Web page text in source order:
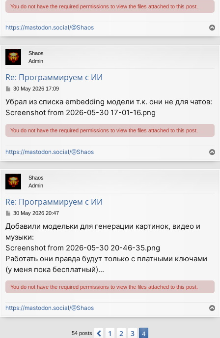
You do not have the required permissions to view the files attached to this post.
https://mastodon.social/@Shaos
o
p
Shaos
Admin
Re: Программируем с ИИ
P
s
t
30 May 2026 17:09
Убрал из списка embedding модели т.к. они не для чатов:
Screenshot from 2026-05-30 17-01-16.png
You do not have the required permissions to view the files attached to this post.
https://mastodon.social/@Shaos
o
p
Shaos
Admin
Re: Программируем с ИИ
P
s
t
30 May 2026 20:47
Добавили модельки для генерации картинок, видео и
музыки:
Screenshot from 2026-05-30 20-46-35.png
Работать они правда будут только с платными ключами
(у меня пока бесплатный)...
You do not have the required permissions to view the files attached to this post.
https://mastodon.social/@Shaos
o
54 posts Previous
1 2 3 4